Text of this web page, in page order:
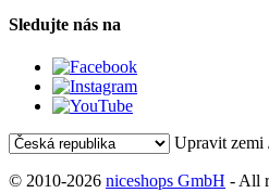
Sledujte nás na
Upravit zemi
© 2010-2026 niceshops GmbH - All